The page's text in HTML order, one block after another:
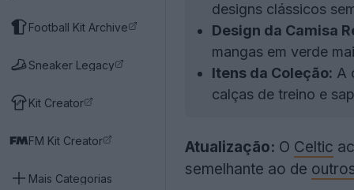
Football Kit Archive
Sneaker Legacy
Kit Creator
FM Kit Creator
Mais Categorias
designs clássicos
Design da Camisa
mangas em verde
Itens da Coleção: A
calças de treino e
Atualização: O Celtic
semelhante ao de